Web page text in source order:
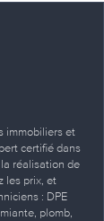
immobiliers et
certifié dans
réalisation de
les prix, et
: DPE
plomb,